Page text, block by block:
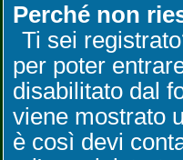
Perché non
Ti sei
per poter
disabilitato dal
viene mostrato
è così devi